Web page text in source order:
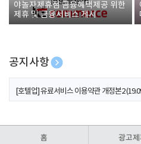
야놀자제휴점 금융혜택제공 위한
제휴 및 금융서비스 게시
공지사항
[호텔업] 개인정보 처리방침 개정본1
[호텔업] 유료서비스 이용약관 개정본2
홈 광고제